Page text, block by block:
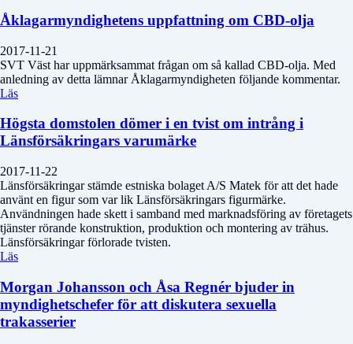
Åklagarmyndighetens uppfattning om CBD-olja
2017-11-21
SVT Väst har uppmärksammat frågan om så kallad CBD-olja. Med
anledning av detta lämnar Åklagarmyndigheten följande kommentar.
Läs
Högsta domstolen dömer i en tvist om intrång i
Länsförsäkringars varumärke
2017-11-22
Länsförsäkringar stämde estniska bolaget A/S Matek för att det hade
använt en figur som var lik Länsförsäkringars figurmärke.
Användningen hade skett i samband med marknadsföring av företagets
tjänster rörande konstruktion, produktion och montering av trähus.
Länsförsäkringar förlorade tvisten.
Läs
Morgan Johansson och Åsa Regnér bjuder in
myndighetschefer för att diskutera sexuella
trakasserier